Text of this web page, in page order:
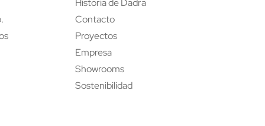
Historia de Dadra
Contacto
Proyectos
Empresa
Showrooms
Sostenibilidad